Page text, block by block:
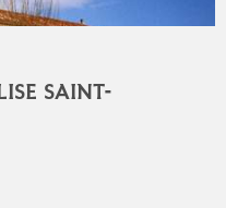
SAINT-